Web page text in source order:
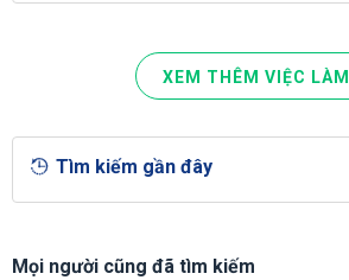
XEM THÊM VIỆC LÀM
Tìm kiếm gần đây
Mọi người cũng đã tìm kiếm